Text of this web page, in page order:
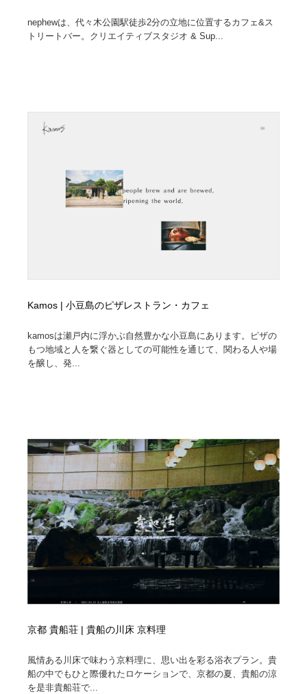
nephewは、代々木公園駅徒歩2分の立地に位置するカフェ&ス
トリートバー。クリエイティブスタジオ & Sup...
Kamos | 小豆島のピザレストラン・カフェ
kamosは瀬戸内に浮かぶ自然豊かな小豆島にあります。ピザの
もつ地域と人を繋ぐ器としての可能性を通じて、関わる人や場
を醸し、発...
京都 貴船荘 | 貴船の川床 京料理
風情ある川床で味わう京料理に、思い出を彩る浴衣プラン。貴
船の中でもひと際優れたロケーションで、京都の夏、貴船の涼
を是非貴船荘で...